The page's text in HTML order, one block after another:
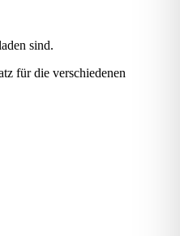
sind.
für die verschiedenen